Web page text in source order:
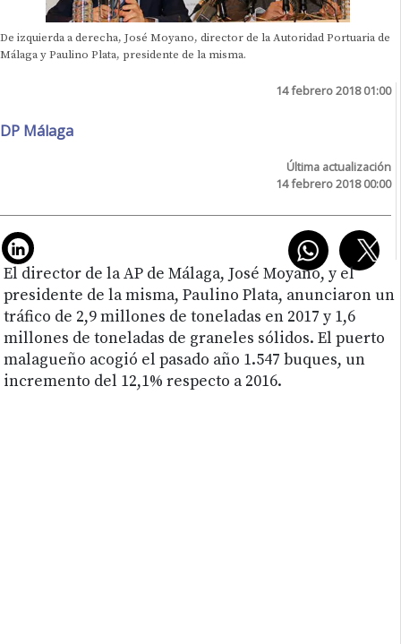
De izquierda a derecha, José Moyano, director de la Autoridad Portuaria de
Málaga y Paulino Plata, presidente de la misma.
14 febrero 2018 01:00
DP Málaga
Última actualización
14 febrero 2018 00:00
El director de la AP de Málaga, José Moyano, y el
presidente de la misma, Paulino Plata, anunciaron un
tráfico de 2,9 millones de toneladas en 2017 y 1,6
millones de toneladas de graneles sólidos. El puerto
malagueño acogió el pasado año 1.547 buques, un
incremento del 12,1% respecto a 2016.